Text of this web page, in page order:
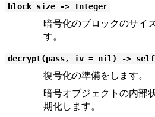
block_size -> Integer
暗号化のブロックのサイ
す。
decrypt(pass, iv = nil) -> self
復号化の準備をします。
暗号オブジェクトの内部
期化します。